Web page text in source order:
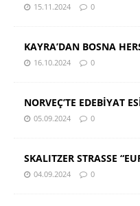
15.11.2024 0
KAYRA’DAN BOSNA
16.10.2024 0
NORVEÇ’TE EDEBİYAT
05.09.2024 0
SKALITZER STRASSE
04.09.2024 0